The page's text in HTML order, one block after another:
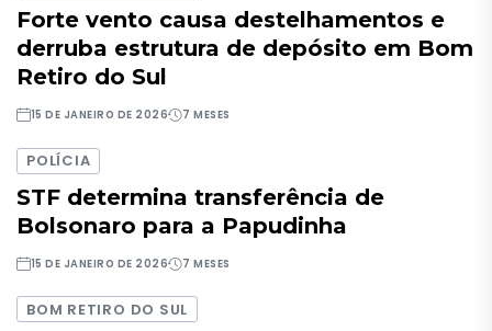
Forte vento causa destelhamentos e
derruba estrutura de depósito em Bom
Retiro do Sul
15 DE JANEIRO DE 2026 7 MESES
POLÍCIA
STF determina transferência de
Bolsonaro para a Papudinha
15 DE JANEIRO DE 2026 7 MESES
BOM RETIRO DO SUL